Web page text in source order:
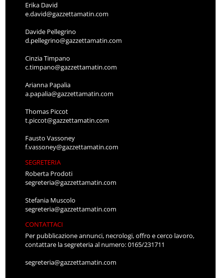
Erika David
e.david@gazzettamatin.com
Davide Pellegrino
d.pellegrino@gazzettamatin.com
Cinzia Timpano
c.timpano@gazzettamatin.com
Arianna Papalia
a.papalia@gazzettamatin.com
Thomas Piccot
t.piccot@gazzettamatin.com
Fausto Vassoney
f.vassoney@gazzettamatin.com
SEGRETERIA
Roberta Prodoti
segreteria@gazzettamatin.com
Stefania Muscolo
segreteria@gazzettamatin.com
CONTATTACI
Per pubblicazione annunci, necrologi, offro e cerco lavoro,
contattare la segreteria al numero: 0165/231711
segreteria@gazzettamatin.com